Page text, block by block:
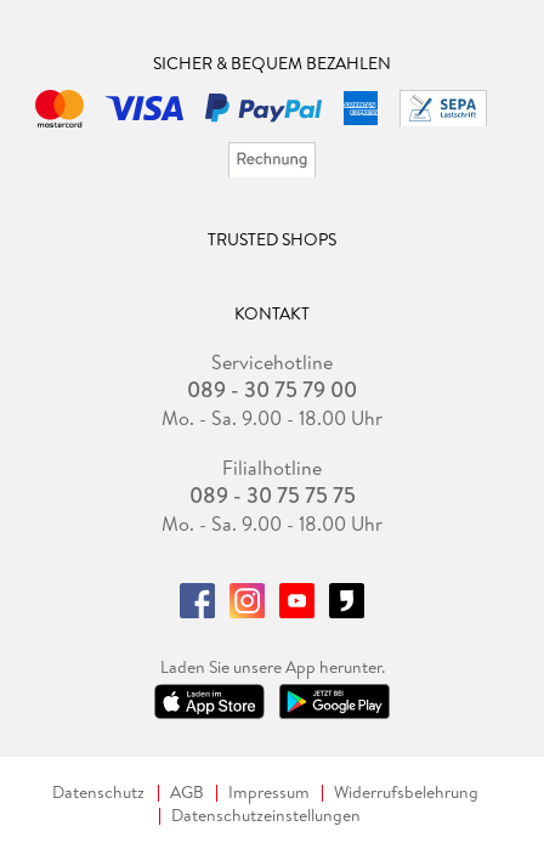
SICHER & BEQUEM BEZAHLEN
TRUSTED SHOPS
KONTAKT
Servicehotline
089 - 30 75 79 00
Mo. - Sa. 9.00 - 18.00 Uhr
Filialhotline
089 - 30 75 75 75
Mo. - Sa. 9.00 - 18.00 Uhr
Laden Sie unsere App herunter.
Datenschutz AGB Impressum
Widerrufsbelehrung
Datenschutzeinstellungen